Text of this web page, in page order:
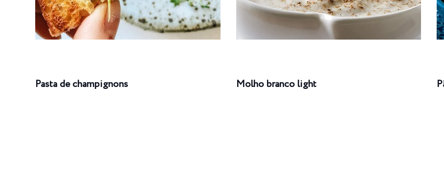
Pasta de champignons Molho branco light